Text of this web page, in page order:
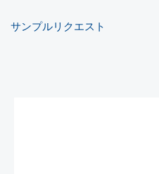
サンプルリクエスト